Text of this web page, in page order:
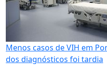
Menos casos de VIH em
dos diagnósticos foi tardia